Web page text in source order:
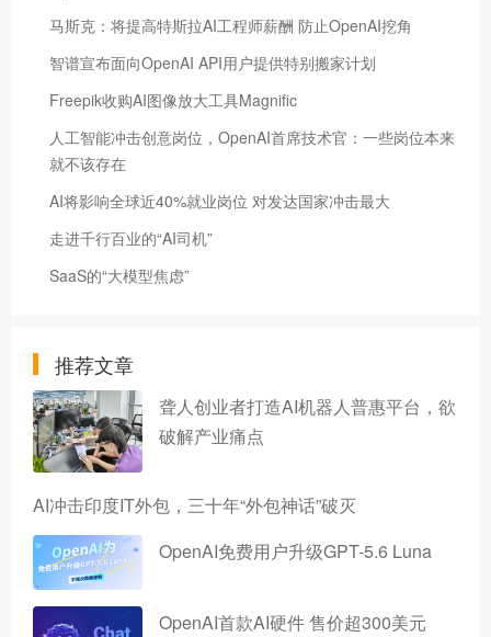
马斯克：将提高特斯拉AI工程师薪酬 防止OpenAI挖角
智谱宣布面向OpenAI API用户提供特别搬家计划
Freepik收购AI图像放大工具Magnific
人工智能冲击创意岗位，OpenAI首席技术官：一些岗位本来
就不该存在
AI将影响全球近40%就业岗位 对发达国家冲击最大
走进千行百业的“AI司机”
SaaS的“大模型焦虑”
推荐文章
聋人创业者打造AI机器人普惠平台，欲
破解产业痛点
AI冲击印度IT外包，三十年“外包神话”破灭
OpenAI免费用户升级GPT-5.6 Luna
OpenAI首款AI硬件 售价超300美元